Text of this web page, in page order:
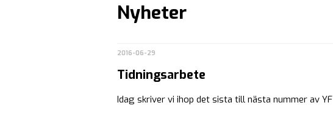
Nyheter
2016-06-29
Tidningsarbete
Idag skriver vi ihop det sista till nästa nummer av YF